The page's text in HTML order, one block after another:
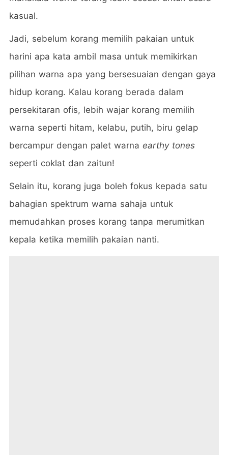
kasual.
Jadi, sebelum korang memilih pakaian untuk
harini apa kata ambil masa untuk memikirkan
pilihan warna apa yang bersesuaian dengan gaya
hidup korang. Kalau korang berada dalam
persekitaran ofis, lebih wajar korang memilih
warna seperti hitam, kelabu, putih, biru gelap
bercampur dengan palet warna earthy tones
seperti coklat dan zaitun!
Selain itu, korang juga boleh fokus kepada satu
bahagian spektrum warna sahaja untuk
memudahkan proses korang tanpa merumitkan
kepala ketika memilih pakaian nanti.